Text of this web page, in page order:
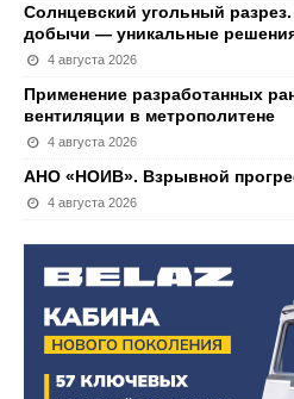
Солнцевский угольный
добычи — уникальные
4 августа 2026
Применение разработанных
вентиляции в метрополитене
4 августа 2026
АНО «НОИВ». Взрывной
4 августа 2026